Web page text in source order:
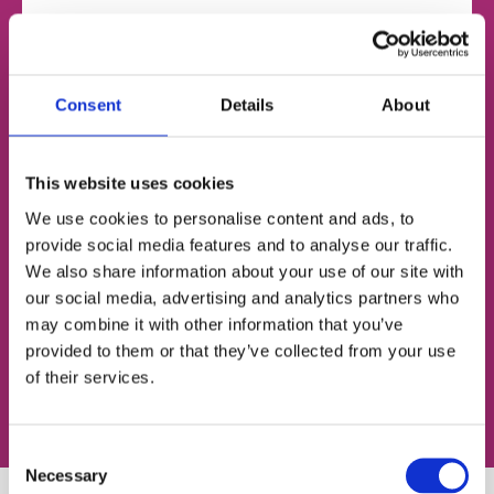
Consent Details About
This website uses cookies
We use cookies to personalise content and ads, to
provide social media features and to analyse our traffic.
We also share information about your use of our site with
our social media, advertising and analytics partners who
may combine it with other information that you’ve
provided to them or that they’ve collected from your use
of their services.
Selection
Necessary
Згоден із політикою конфіденційності
Записатися на урок